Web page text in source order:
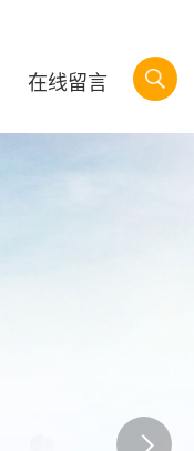
在线留言